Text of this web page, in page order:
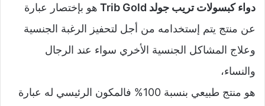
دواء كبسولات تريب جولد Trib Gold
هو بإختصار عبارة
عن منتج يتم إستخدامه من أجل لتحفيز الرغبة الجنسية
وعلاج المشاكل الجنسية الأخري سواء عند الرجال
والنساء،
هو منتج طبيعي بنسبة 100% فالمكون الرئيسي له عبارة